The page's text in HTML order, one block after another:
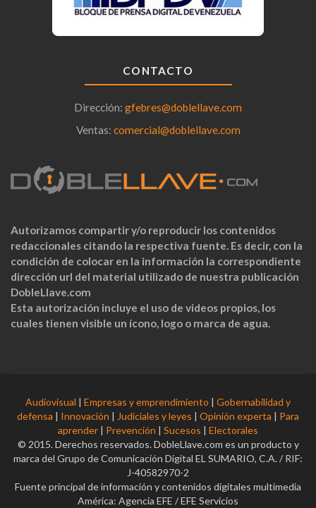
CONTACTO
Dirección: gfebres@doblellave.com
Ventas: comercial@doblellave.com
Autorizamos compartir y/o reproducir los contenidos
redaccionales citando la respectiva fuente. Es decir, con la
condición de colocar en la información la correspondiente
dirección url del material utilizado de nuestra publicación
DobleLlave.com
Esta autorización incluye el uso de videos propios, los
cuales tienen visible un ícono, logo o marca de agua.
Audiovisual | Empresas y emprendimiento | Gobernabilidad y
defensa | Innovación | Judiciales y leyes | Opinión experta | Para
aprender | Prevención | Sucesos | Electorales
© 2015. Derechos reservados. DobleLlave.com es un producto y
marca del Grupo de Comunicación Digital EL SUMARIO, C.A. / RIF:
J-40582970-2
Fuente principal de información y contenidos digitales multimedia
América: Agencia EFE / EFE Servicios